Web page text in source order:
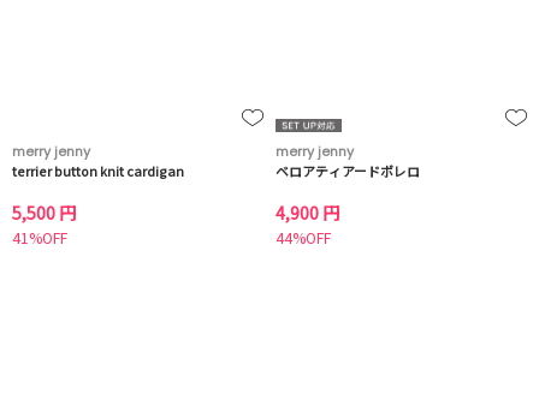
merry jenny
terrier button knit cardigan
5,500 円
41%OFF
merry jenny
ベロアティアードボレロ
4,900 円
44%OFF